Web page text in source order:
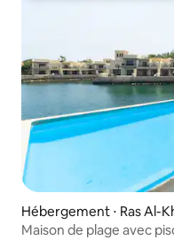
Hébergement ⋅ Ras Al-
Maison de plage avec